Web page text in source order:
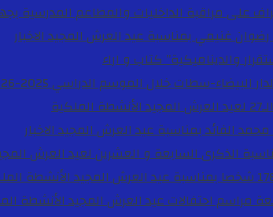
غنيمي بمناسبة عيد العرش المجيدالاخبار
والديناميكية”كتاب و اراء
الأنشطة الملكية
الفائد بمناسبة عيد العرش المجيدالاخبار
الذكرى السابعة و العشرين لعيد العرش
الأنشطة
مراسم احتفالات عيد العرش المجيدالأنشطة